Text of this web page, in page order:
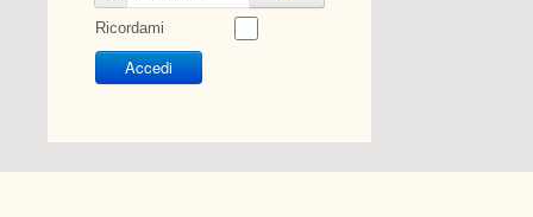
Password
Ricordami
Accedi